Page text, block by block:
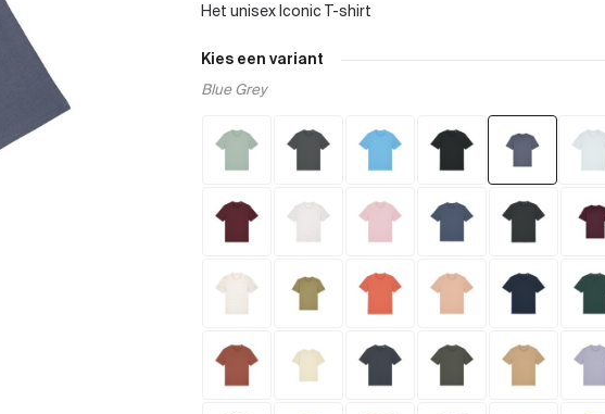
Kies een variant
Blue Grey